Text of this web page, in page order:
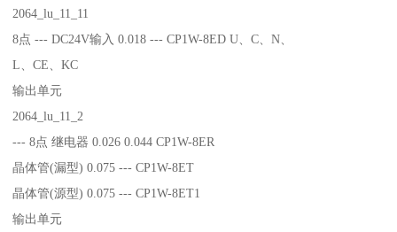
2064_lu_11_11
8点 --- DC24V输入 0.018 --- CP1W-8ED U、C、N、
L、CE、KC
输出单元
2064_lu_11_2
--- 8点 继电器 0.026 0.044 CP1W-8ER
晶体管(漏型) 0.075 --- CP1W-8ET
晶体管(源型) 0.075 --- CP1W-8ET1
输出单元